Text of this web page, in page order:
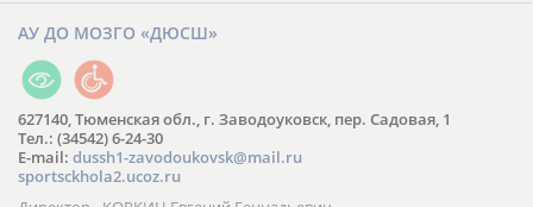
АУ ДО МОЗГО «ДЮСШ»
627140, Тюменская обл., г. Заводоуковск, пер. Садовая, 1
Тел.: (34542) 6-24-30
​E-mail: dussh1-zavodoukovsk@mail.ru
sportsckhola2.ucoz.ru